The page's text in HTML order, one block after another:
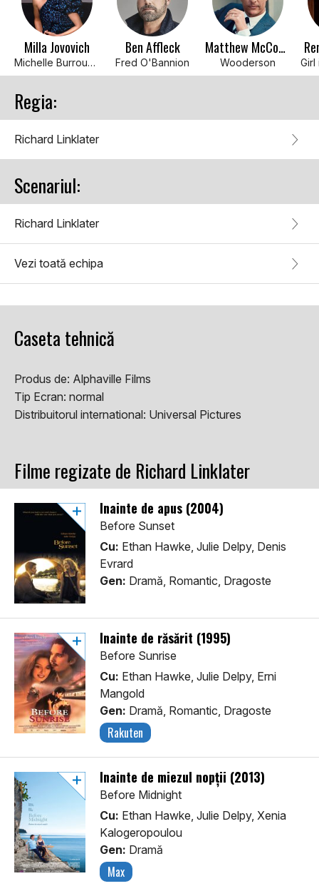
Milla Jovovich
Michelle Burroughs
Ben Affleck
Fred O'Bannion
Matthew McConaughey
Wooderson
Regia:
Richard Linklater
Scenariul:
Richard Linklater
Vezi toată echipa
Caseta tehnică
Produs de: Alphaville Films
Tip Ecran: normal
Distribuitorul international: Universal Pictures
Filme regizate de Richard Linklater
Înainte de apus (2004)
Before Sunset
Cu: Ethan Hawke, Julie Delpy, Denis
Evrard
Gen: Dramă, Romantic, Dragoste
Înainte de răsărit (1995)
Before Sunrise
Cu: Ethan Hawke, Julie Delpy, Erni
Mangold
Gen: Dramă, Romantic, Dragoste
Rakuten
Înainte de miezul nopții (2013)
Before Midnight
Cu: Ethan Hawke, Julie Delpy, Xenia
Kalogeropoulou
Gen: Dramă
Max